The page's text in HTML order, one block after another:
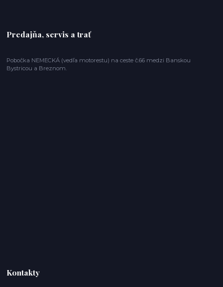
Predajňa, servis a trať
Pobočka NEMECKÁ (vedľa motorestu) na ceste č.66 medzi Banskou
Bystricou a Breznom.
Kontakty